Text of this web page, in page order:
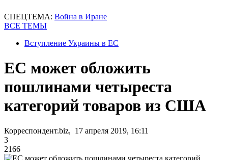
СПЕЦТЕМА: Война в Иране
ВСЕ ТЕМЫ
Вступление Украины в ЕС
ЕС может обложить
пошлинами четыреста
категорий товаров из США
Корреспондент.biz, 17 апреля 2019, 16:11
3
2166